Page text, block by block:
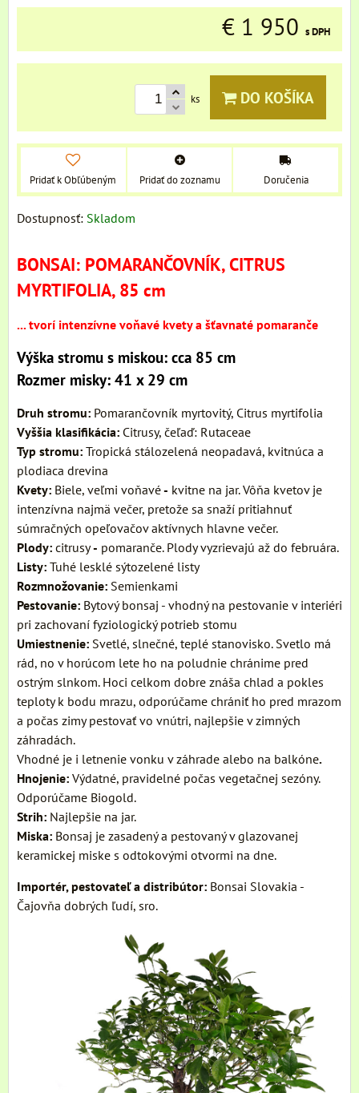
€ 1 950 s DPH
ks DO KOŠÍKA
Pridať k Obľúbeným Pridať do zoznamu Doručenia
Dostupnosť: Skladom
BONSAI: POMARANČOVNÍK, CITRUS
MYRTIFOLIA, 85 cm
... tvorí intenzívne voňavé kvety a šťavnaté pomaranče
Výška stromu s miskou: cca 85 cm
Rozmer misky: 41 x 29 cm
Druh stromu: Pomarančovník myrtovitý, Citrus myrtifolia
Vyššia klasifikácia: Citrusy, čeľaď: Rutaceae
Typ stromu: Tropická stálozelená neopadavá, kvitnúca a
plodiaca drevina
Kvety: Biele, veľmi voňavé- kvitne na jar. Vôňa kvetov je
intenzívna najmä večer, pretože sa snaží pritiahnuť
súmračných opeľovačov aktívnych hlavne večer.
Plody: citrusy- pomaranče. Plody vyzrievajú až do februára.
Listy: Tuhé lesklé sýtozelené listy
Rozmnožovanie: Semienkami
Pestovanie: Bytový bonsaj - vhodný na pestovanie v interiéri
pri zachovaní fyziologický potrieb stomu
Umiestnenie: Svetlé, slnečné, teplé stanovisko. Svetlo má
rád, no v horúcom lete ho na poludnie chránime pred
ostrým slnkom. Hoci celkom dobre znáša chlad a pokles
teploty k bodu mrazu, odporúčame chrániť ho pred mrazom
a počas zimy pestovať vo vnútri, najlepšie v zimných
záhradách.
Vhodné je i letnenie vonku v záhrade alebo na balkóne.
Hnojenie: Výdatné, pravidelné počas vegetačnej sezóny.
Odporúčame Biogold.
Strih: Najlepšie na jar.
Miska: Bonsaj je zasadený a pestovaný v glazovanej
keramickej miske s odtokovými otvormi na dne.
Importér, pestovateľ a distribútor: Bonsai Slovakia -
Čajovňa dobrých ľudí, sro.